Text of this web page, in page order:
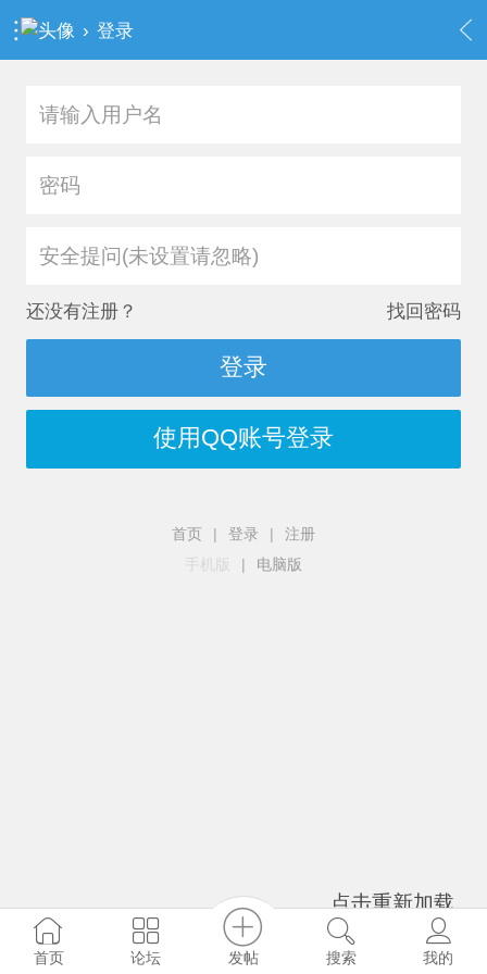
› 登录
安全提问(未设置请忽略)
还没有注册？ 找回密码
登录
使用QQ账号登录
点击重新加载
首页 | 登录 |
注册
手机版
| 电脑版
首页 论坛 发帖 搜索 我的